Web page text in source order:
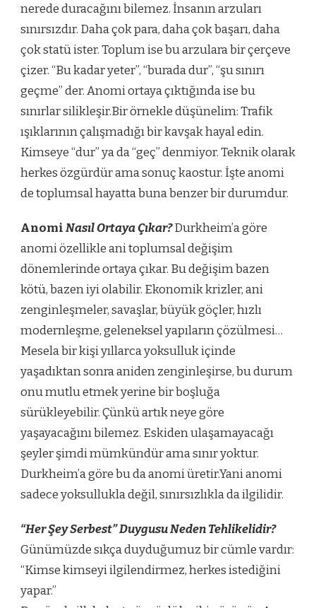
nerede duracağını bilemez. İnsanın arzuları
sınırsızdır. Daha çok para, daha çok başarı, daha
çok statü ister. Toplum ise bu arzulara bir çerçeve
çizer. “Bu kadar yeter”, “burada dur”, “şu sınırı
geçme” der. Anomi ortaya çıktığında ise bu
sınırlar silikleşir.Bir örnekle düşünelim: Trafik
ışıklarının çalışmadığı bir kavşak hayal edin.
Kimseye “dur” ya da “geç” denmiyor. Teknik olarak
herkes özgürdür ama sonuç kaostur. İşte anomi
de toplumsal hayatta buna benzer bir durumdur.
AnomiNasıl Ortaya Çıkar?Durkheim’a göre
anomi özellikle ani toplumsal değişim
dönemlerinde ortaya çıkar. Bu değişim bazen
kötü, bazen iyi olabilir. Ekonomik krizler, ani
zenginleşmeler, savaşlar, büyük göçler, hızlı
modernleşme, geleneksel yapıların çözülmesi…
Mesela bir kişi yıllarca yoksulluk içinde
yaşadıktan sonra aniden zenginleşirse, bu durum
onu mutlu etmek yerine bir boşluğa
sürükleyebilir. Çünkü artık neye göre
yaşayacağını bilemez. Eskiden ulaşamayacağı
şeyler şimdi mümkündür ama sınır yoktur.
Durkheim’a göre bu da anomi üretir.Yani anomi
sadece yoksullukla değil, sınırsızlıkla da ilgilidir.
“Her Şey Serbest” Duygusu Neden Tehlikelidir?
Günümüzde sıkça duyduğumuz bir cümle vardır:
“Kimse kimseyi ilgilendirmez, herkes istediğini
yapar.”